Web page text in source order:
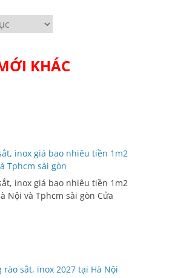
KHÁC
inox giá bao nhiêu tiền 1m2
Tphcm sài gòn
inox giá bao nhiêu tiền 1m2
Nội và Tphcm sài gòn Cửa
rào sắt, inox 2027 tại Hà Nội